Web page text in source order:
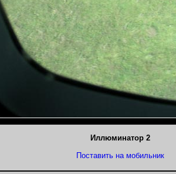
Иллюминатор 2
Поставить на мобильник